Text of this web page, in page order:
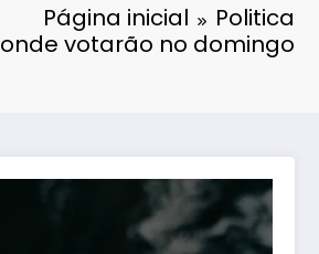
Página inicial
Politica
votarão no domingo